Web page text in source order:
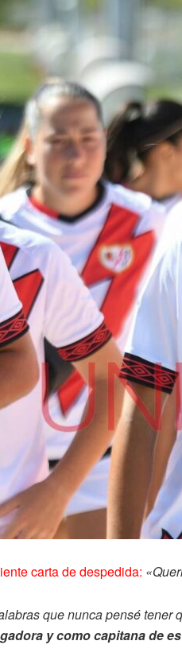
carta de despedida:
que nunca pensé tener
y como capitana de